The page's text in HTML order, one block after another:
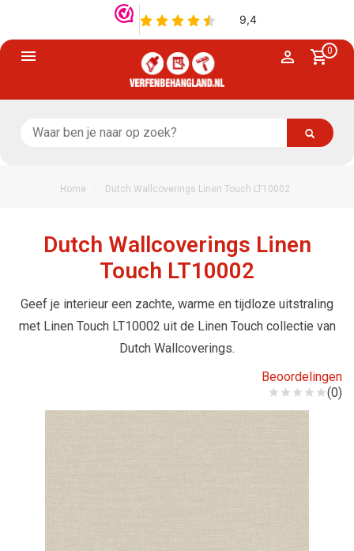
0
Home Dutch Wallcoverings Linen Touch LT10002
Dutch Wallcoverings Linen
Touch LT10002
Geef je interieur een zachte, warme en tijdloze uitstraling
met Linen Touch LT10002 uit de Linen Touch collectie van
Dutch Wallcoverings.
Beoordelingen
(0)